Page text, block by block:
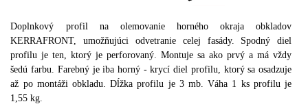
Doplnkový profil na olemovanie horného okraja obkladov
KERRAFRONT, umožňujúci odvetranie celej fasády. Spodný diel
profilu je ten, ktorý je perforovaný.Montuje sa ako prvý a má vždy
šedú farbu. Farebný je iba horný - krycí diel profilu, ktorý sa osadzuje
až po montáži obkladu.Dĺžka profilu je 3 mb. Váha 1 ks profilu je
1,55 kg.